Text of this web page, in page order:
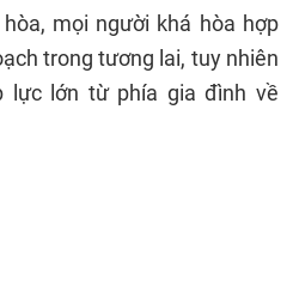
mọi người khá hòa hợp
trong tương lai, tuy nhiên
lực lớn từ phía gia đình về